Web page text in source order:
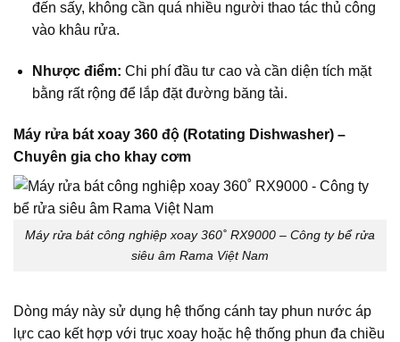
đến sấy, không cần quá nhiều người thao tác thủ công
vào khâu rửa.
Nhược điểm: Chi phí đầu tư cao và cần diện tích mặt
bằng rất rộng để lắp đặt đường băng tải.
Máy rửa bát xoay 360 độ (Rotating Dishwasher) –
Chuyên gia cho khay cơm
Máy rửa bát công nghiệp xoay 360˚ RX9000 – Công ty bể rửa
siêu âm Rama Việt Nam
Dòng máy này sử dụng hệ thống cánh tay phun nước áp
lực cao kết hợp với trục xoay hoặc hệ thống phun đa chiều